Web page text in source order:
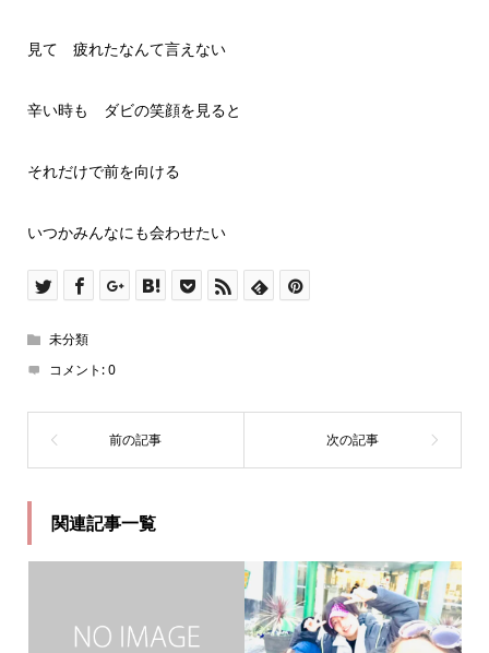
見て 疲れたなんて言えない
辛い時も ダビの笑顔を見ると
それだけで前を向ける
いつかみんなにも会わせたい
未分類
コメント:0
関連記事一覧